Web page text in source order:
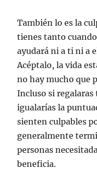
También lo es la
tienes tanto
ayudará ni a ti ni a
Acéptalo, la vida
no hay mucho que
Incluso si
igualarías la
sienten culpables
generalmente
personas
beneficia.